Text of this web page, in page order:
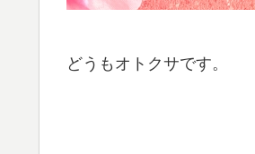
どうもオトクサです。